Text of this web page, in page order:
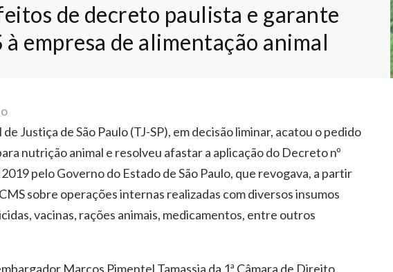
de decreto paulista e garante
empresa de alimentação animal
Justiça de São Paulo (TJ-SP), em decisão liminar, acatou o pedido
nutrição animal e resolveu afastar a aplicação do Decreto nº
pelo Governo do Estado de São Paulo, que revogava, a partir
sobre operações internas realizadas com diversos insumos
vacinas, rações animais, medicamentos, entre outros
Marcos Pimentel Tamassia da 1ª Câmara de Direito